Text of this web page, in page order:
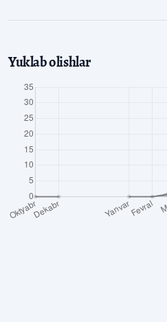
Yuklab olishlar